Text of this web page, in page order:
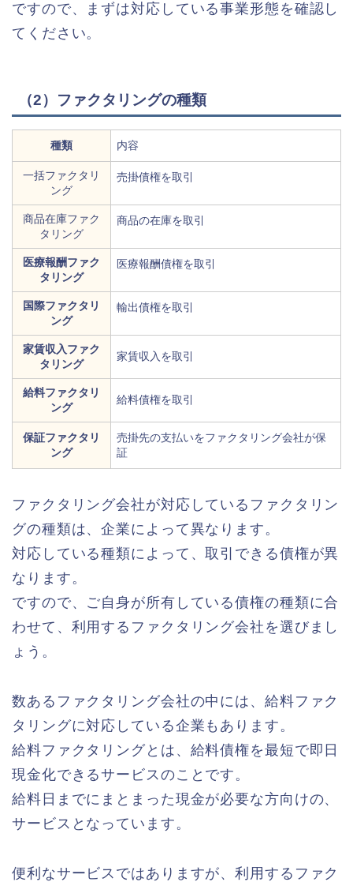
ですので、まずは対応している事業形態を確認し
てください。
（2）ファクタリングの種類
種類 内容
一括ファクタリ
ング
売掛債権を取引
商品在庫ファク
タリング
商品の在庫を取引
医療報酬ファク
タリング
医療報酬債権を取引
国際ファクタリ
ング
輸出債権を取引
家賃収入ファク
タリング
家賃収入を取引
給料ファクタリ
ング
給料債権を取引
保証ファクタリ
ング
売掛先の支払いをファクタリング会社が保
証
ファクタリング会社が対応しているファクタリン
グの種類は、企業によって異なります。
対応している種類によって、取引できる債権が異
なります。
ですので、ご自身が所有している債権の種類に合
わせて、利用するファクタリング会社を選びまし
ょう。
数あるファクタリング会社の中には、給料ファク
タリングに対応している企業もあります。
給料ファクタリングとは、給料債権を最短で即日
現金化できるサービスのことです。
給料日までにまとまった現金が必要な方向けの、
サービスとなっています。
便利なサービスではありますが、利用するファク